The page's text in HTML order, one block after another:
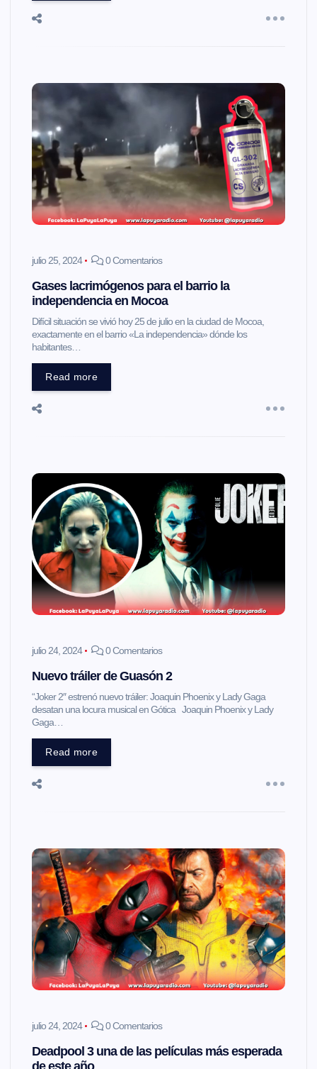
julio 25, 2024 0 Comentarios
Gases lacrimógenos para el barrio la
independencia en Mocoa
Difícil situación se vivió hoy 25 de julio en la ciudad de Mocoa,
exactamente en el barrio «La independencia» dónde los
habitantes…
Read more
julio 24, 2024 0 Comentarios
Nuevo tráiler de Guasón 2
“Joker 2″ estrenó nuevo tráiler: Joaquin Phoenix y Lady Gaga
desatan una locura musical en Gótica Joaquin Phoenix y Lady
Gaga…
Read more
julio 24, 2024 0 Comentarios
Deadpool 3 una de las películas más esperada